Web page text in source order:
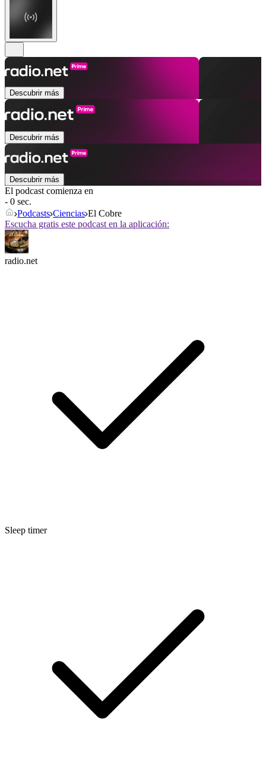
Descubrir más
Descubrir más
Descubrir más
El podcast comienza en
- 0 sec.
Podcasts Ciencias El Cobre
Escucha gratis este podcast en la aplicación:
radio.net
Sleep timer